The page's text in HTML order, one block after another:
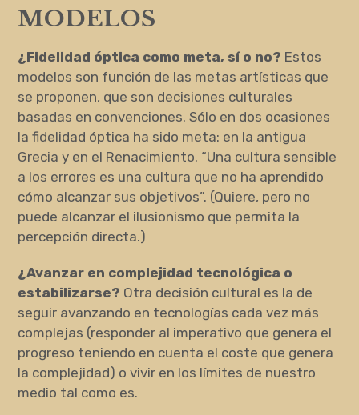
MODELOS
¿Fidelidad óptica como meta, sí o no? Estos
modelos son función de las metas artísticas que
se proponen, que son decisiones culturales
basadas en convenciones. Sólo en dos ocasiones
la fidelidad óptica ha sido meta: en la antigua
Grecia y en el Renacimiento. “Una cultura sensible
a los errores es una cultura que no ha aprendido
cómo alcanzar sus objetivos”. (Quiere, pero no
puede alcanzar el ilusionismo que permita la
percepción directa.)
¿Avanzar en complejidad tecnológica o
estabilizarse? Otra decisión cultural es la de
seguir avanzando en tecnologías cada vez más
complejas (responder al imperativo que genera el
progreso teniendo en cuenta el coste que genera
la complejidad) o vivir en los límites de nuestro
medio tal como es.